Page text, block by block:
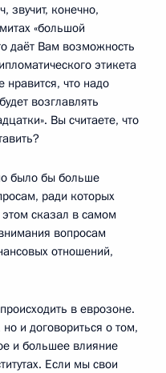
звучит, конечно,
«большой
даёт Вам возможность
этикета
нравится, что надо
возглавлять
Вы считаете, что
было бы больше
ради которых
этом сказал в самом
вопросам
отношений,
в еврозоне.
и договориться о том,
и большее влияние
Если мы свои